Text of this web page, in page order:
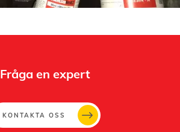
Fråga en expert
KONTAKTA OSS